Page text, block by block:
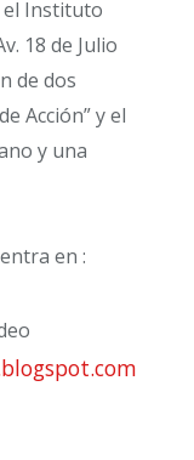
el Instituto
18 de Julio
de dos
Acción” y el
y una
en :